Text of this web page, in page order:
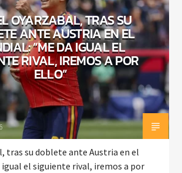
DJ DE FIN DE SEMANA
3:00 AM
OYARZABAL, TRAS SU
ANTE AUSTRIA EN EL
“ME DA IGUAL EL
RIVAL, IREMOS A POR
ELLO”
tras su doblete ante Austria en el
igual el siguiente rival, iremos a por